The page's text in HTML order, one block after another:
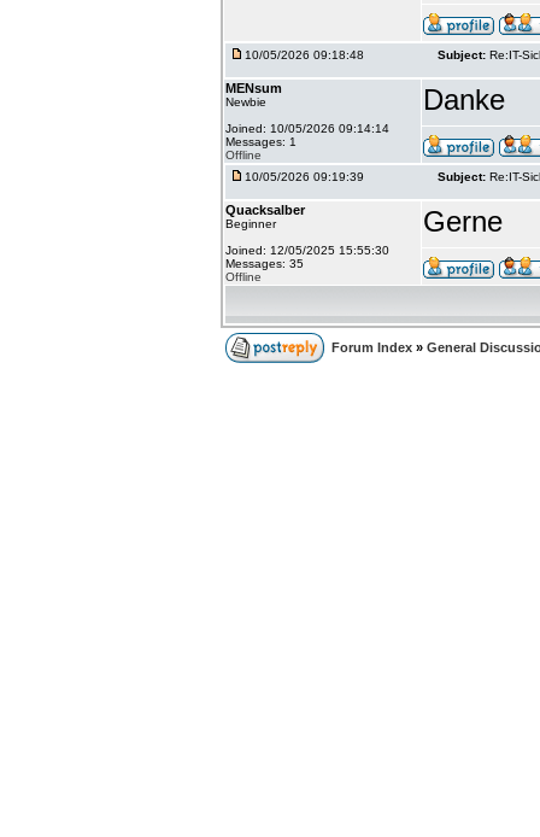
10/05/2026 09:18:48 Subject: Re:IT-
MENsum
Newbie
Joined: 10/05/2026 09:14:14
Messages: 1
Offline
Danke
10/05/2026 09:19:39 Subject: Re:IT-
Quacksalber
Beginner
Joined: 12/05/2025 15:55:30
Messages: 35
Offline
Gerne
Forum Index » General